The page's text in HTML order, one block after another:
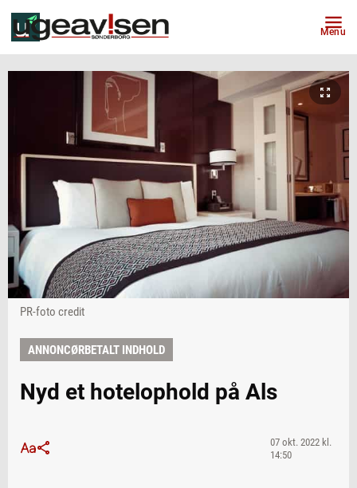
Menu
PR-foto credit
ANNONCØRBETALT INDHOLD
Nyd et hotelophold på Als
07 okt. 2022 kl.
14:50